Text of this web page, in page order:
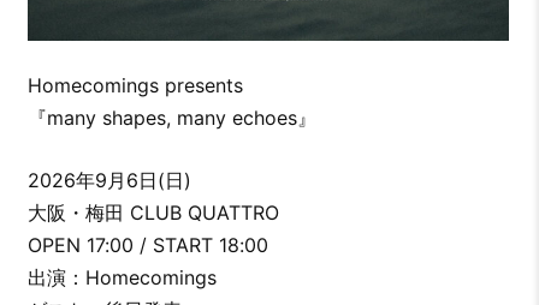
Homecomings presents
『many shapes, many echoes』
2026年9月6日(日)
大阪・梅田 CLUB QUATTRO
OPEN 17:00 / START 18:00
出演：Homecomings